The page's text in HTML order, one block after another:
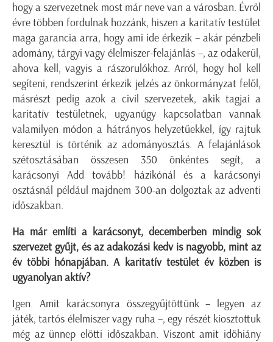
hogy a szervezetnek most már neve van a városban. Évről
évre többen fordulnak hozzánk, hiszen a karitatív testület
maga garancia arra, hogy ami ide érkezik – akár pénzbeli
adomány, tárgyi vagy élelmiszer-felajánlás –, az odakerül,
ahova kell, vagyis a rászorulókhoz. Arról, hogy hol kell
segíteni, rendszerint érkezik jelzés az önkormányzat felől,
másrészt pedig azok a civil szervezetek, akik tagjai a
karitatív testületnek, ugyanúgy kapcsolatban vannak
valamilyen módon a hátrányos helyzetűekkel, így rajtuk
keresztül is történik az adományosztás. A felajánlások
szétosztásában összesen 350 önkéntes segít, a
karácsonyi Add tovább! házikónál és a karácsonyi
osztásnál például majdnem 300-an dolgoztak az adventi
időszakban.
Ha már említi a karácsonyt, decemberben mindig sok
szervezet gyűjt, és az adakozási kedv is nagyobb, mint az
év többi hónapjában. A karitatív testület év közben is
ugyanolyan aktív?
Igen. Amit karácsonyra összegyűjtöttünk – legyen az
játék, tartós élelmiszer vagy ruha –, egy részét kiosztottuk
még az ünnep előtti időszakban. Viszont amit időhiány